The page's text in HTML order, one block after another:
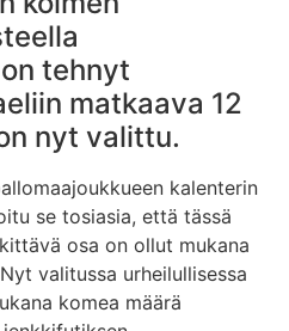
tehnyt
matkaava 12
nyt valittu.
kalenterin
se tosiasia, että tässä
osa on ollut mukana
valitussa urheilullisessa
komea määrä